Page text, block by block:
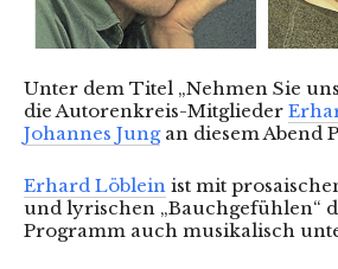
Unter dem Titel „Nehmen Sie
die Autorenkreis-Mitglieder
Johannes Jungan diesem Abend
Erhard Löblein ist mit
und lyrischen „Bauchgefühlen“
Programm auch musikalisch